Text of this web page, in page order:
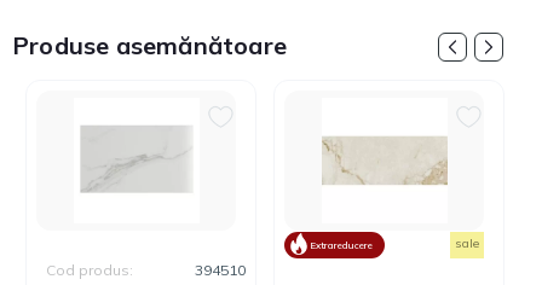
Produse asemănătoare
Cod produs: 394510
Extrareducere sale